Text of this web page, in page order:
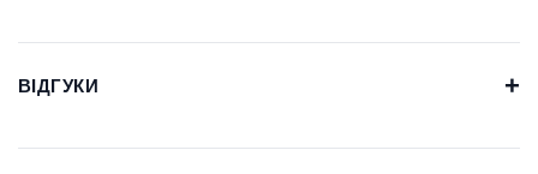
ВІДГУКИ +